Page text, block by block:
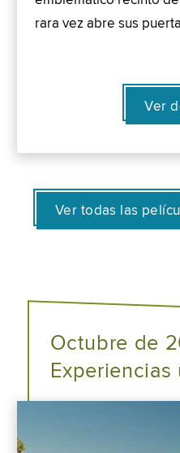
rara vez abre sus
Ver
Ver todas las
Octubre de
Experiencias